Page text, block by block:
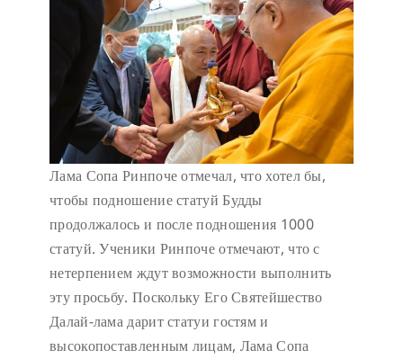
Лама Сопа Ринпоче отмечал, что хотел бы,
чтобы подношение статуй Будды
продолжалось и после подношения 1000
статуй. Ученики Ринпоче отмечают, что с
нетерпением ждут возможности выполнить
эту просьбу. Поскольку Его Святейшество
Далай-лама дарит статуи гостям и
высокопоставленным лицам, Лама Сопа